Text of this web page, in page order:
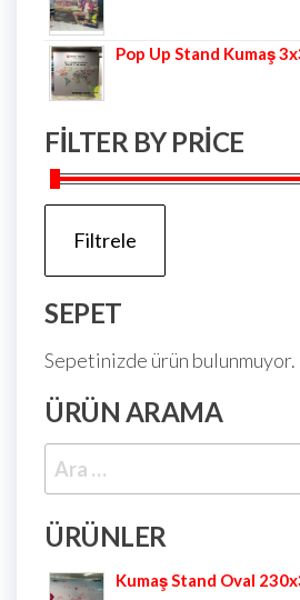
Pop Up Stand Kumaş
FILTER BY PRICE
Filtrele
SEPET
Sepetinizde ürün bulunmuyor.
ÜRÜN ARAMA
ÜRÜNLER
Kumaş Stand Oval